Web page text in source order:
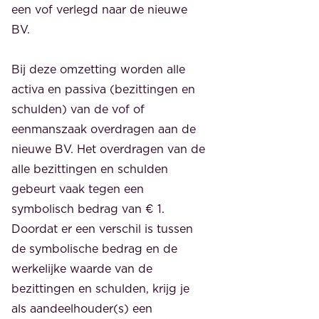
een vof verlegd naar de nieuwe
BV.
Bij deze omzetting worden alle
activa en passiva (bezittingen en
schulden) van de vof of
eenmanszaak overdragen aan de
nieuwe BV. Het overdragen van de
alle bezittingen en schulden
gebeurt vaak tegen een
symbolisch bedrag van € 1.
Doordat er een verschil is tussen
de symbolische bedrag en de
werkelijke waarde van de
bezittingen en schulden, krijg je
als aandeelhouder(s) een